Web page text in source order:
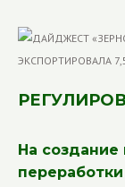
На